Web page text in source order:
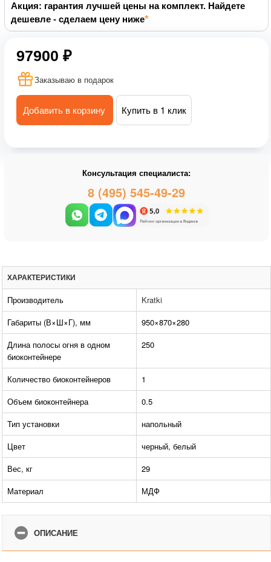
Акция: гарантия лучшей цены на комплект. Найдете
дешевле - сделаем цену ниже
97900 ₽
Заказываю в подарок
Добавить в корзину Купить в 1 клик
Консультация специалиста:
8 (495) 545-49-29
ХАРАКТЕРИСТИКИ
Производитель
Kratki
Габариты (В×Ш×Г), мм
950×870×280
Длина полосы огня в одном
биоконтейнере
250
Количество биоконтейнеров
1
Объем биоконтейнера
0.5
Тип установки
напольный
Цвет
черный, белый
Вес, кг
29
Материал
МДФ
ОПИСАНИЕ